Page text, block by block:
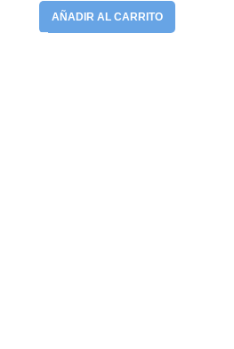
AÑADIR AL CARRITO